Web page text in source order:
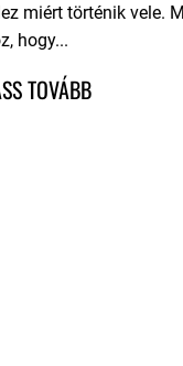
miért történik vele.
hogy...